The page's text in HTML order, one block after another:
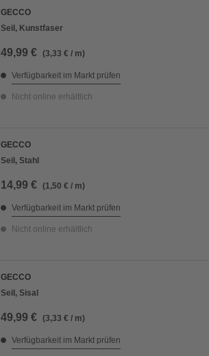
GECCO
Seil, Kunstfaser
49,99 € (3,33 € / m)
Verfügbarkeit im Markt prüfen
Nicht online erhältlich
GECCO
Seil, Stahl
14,99 € (1,50 € / m)
Verfügbarkeit im Markt prüfen
Nicht online erhältlich
GECCO
Seil, Sisal
49,99 € (3,33 € / m)
Verfügbarkeit im Markt prüfen